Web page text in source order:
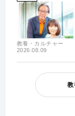
教養・カルチャー
2026.08.09
教